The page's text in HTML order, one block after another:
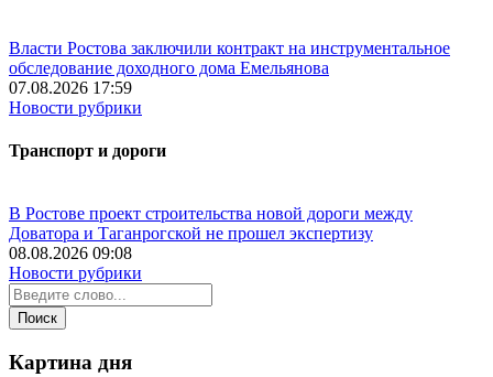
Власти Ростова заключили контракт на инструментальное
обследование доходного дома Емельянова
07.08.2026 17:59
Новости рубрики
Транспорт и дороги
В Ростове проект строительства новой дороги между
Доватора и Таганрогской не прошел экспертизу
08.08.2026 09:08
Новости рубрики
Картина дня